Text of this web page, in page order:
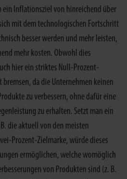
ein Inflationsziel von hinreichend über
mit dem technologischen Fortschritt
besser werden und mehr leisten,
mehr kosten. Obwohl dies
hier ein striktes Null-Prozent-
da die Unternehmen keinen
zu verbessern, ohne dafür eine
zu erhalten. Setzt man ein
die aktuell von den meisten
Prozent-Zielmarke, würde dieses
ermöglichen, welche womöglich
von Produkten sind (z. B.